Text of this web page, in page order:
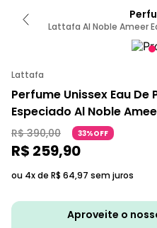
Lattafa Al Noble Ameer
Lattafa
Perfume Unissex Eau
Especiado Al Noble
R$ 390,00 33%OFF
R$ 259,90
ou 4x de R$ 64,97 sem juros
Aproveite o